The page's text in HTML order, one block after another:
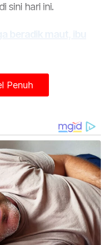
sini hari ini.
di Pulau
dengan suaminya
anaknya dalam
Pinang selepas
di kampung
3 petang itu, tiga
Adam
7, Muhammad
Affan Hafiy
Penuh